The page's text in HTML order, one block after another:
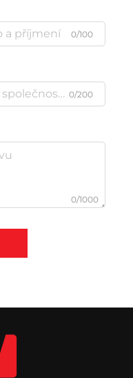
0/100
0/200
0/1000